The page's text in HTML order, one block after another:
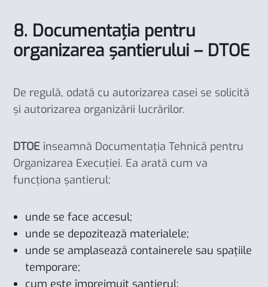
8. Documentația pentru
organizarea șantierului – DTOE
De regulă, odată cu autorizarea casei se solicită
și autorizarea organizării lucrărilor.
DTOEînseamnă Documentația Tehnică pentru
Organizarea Execuției. Ea arată cum va
funcționa șantierul:
unde se face accesul;
unde se depozitează materialele;
unde se amplasează containerele sau spațiile
temporare;
cum este împrejmuit șantierul;